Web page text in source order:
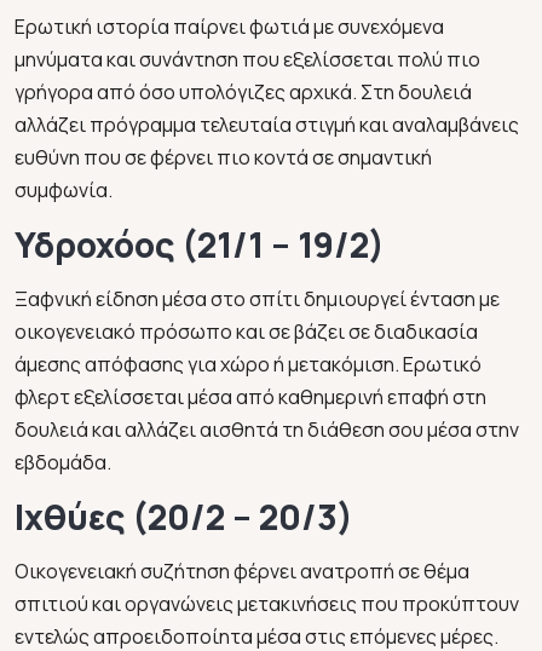
Ερωτική ιστορία παίρνει φωτιά με συνεχόμενα
μηνύματα και συνάντηση που εξελίσσεται πολύ πιο
γρήγορα από όσο υπολόγιζες αρχικά. Στη δουλειά
αλλάζει πρόγραμμα τελευταία στιγμή και αναλαμβάνεις
ευθύνη που σε φέρνει πιο κοντά σε σημαντική
συμφωνία.
Υδροχόος (21/1 – 19/2)
Ξαφνική είδηση μέσα στο σπίτι δημιουργεί ένταση με
οικογενειακό πρόσωπο και σε βάζει σε διαδικασία
άμεσης απόφασης για χώρο ή μετακόμιση. Ερωτικό
φλερτ εξελίσσεται μέσα από καθημερινή επαφή στη
δουλειά και αλλάζει αισθητά τη διάθεση σου μέσα στην
εβδομάδα.
Ιχθύες (20/2 – 20/3)
Οικογενειακή συζήτηση φέρνει ανατροπή σε θέμα
σπιτιού και οργανώνεις μετακινήσεις που προκύπτουν
εντελώς απροειδοποίητα μέσα στις επόμενες μέρες.